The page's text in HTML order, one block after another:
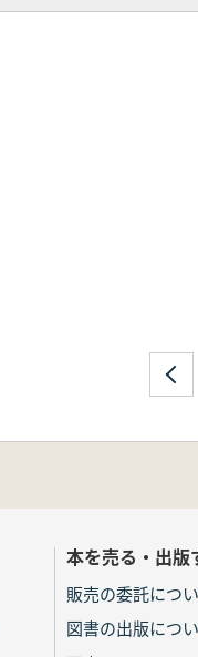
本を売る・出版
販売の委託につ
図書の出版につ